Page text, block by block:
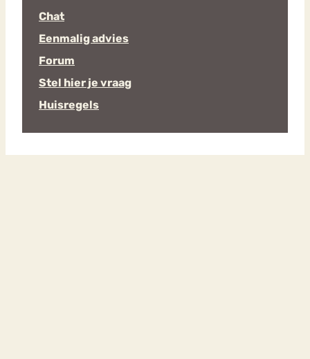
Chat
Eenmalig advies
Forum
Stel hier je vraag
Huisregels